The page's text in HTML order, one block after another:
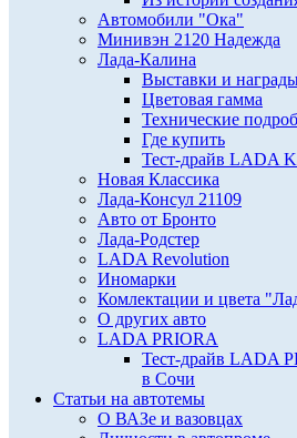
Автомобили "Ока"
Минивэн 2120 Надежда
Лада-Калина
Выставки и
Цветовая гамма
Технические
Где купить
Тест-драйв LADA
Новая Классика
Лада-Консул 21109
Авто от Бронто
Лада-Родстер
LADA Revolution
Иномарки
Комлектации и цвета
О других авто
LADA PRIORA
Тест-драйв LADA
в Сочи
Статьи на автотемы
О ВАЗе и вазовцах